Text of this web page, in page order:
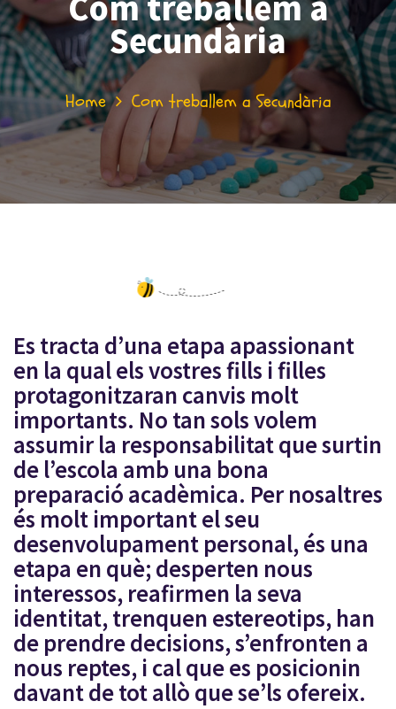
Secundària
Home Com treballem a Secundària
Es tracta d’una etapa apassionant
en la qual els vostres fills i filles
protagonitzaran canvis molt
importants. No tan sols volem
assumir la responsabilitat que surtin
de l’escola amb una bona
preparació acadèmica. Per nosaltres
és molt important el seu
desenvolupament personal, és una
etapa en què; desperten nous
interessos, reafirmen la seva
identitat, trenquen estereotips, han
de prendre decisions, s’enfronten a
nous reptes, i cal que es posicionin
davant de tot allò que se’ls ofereix.